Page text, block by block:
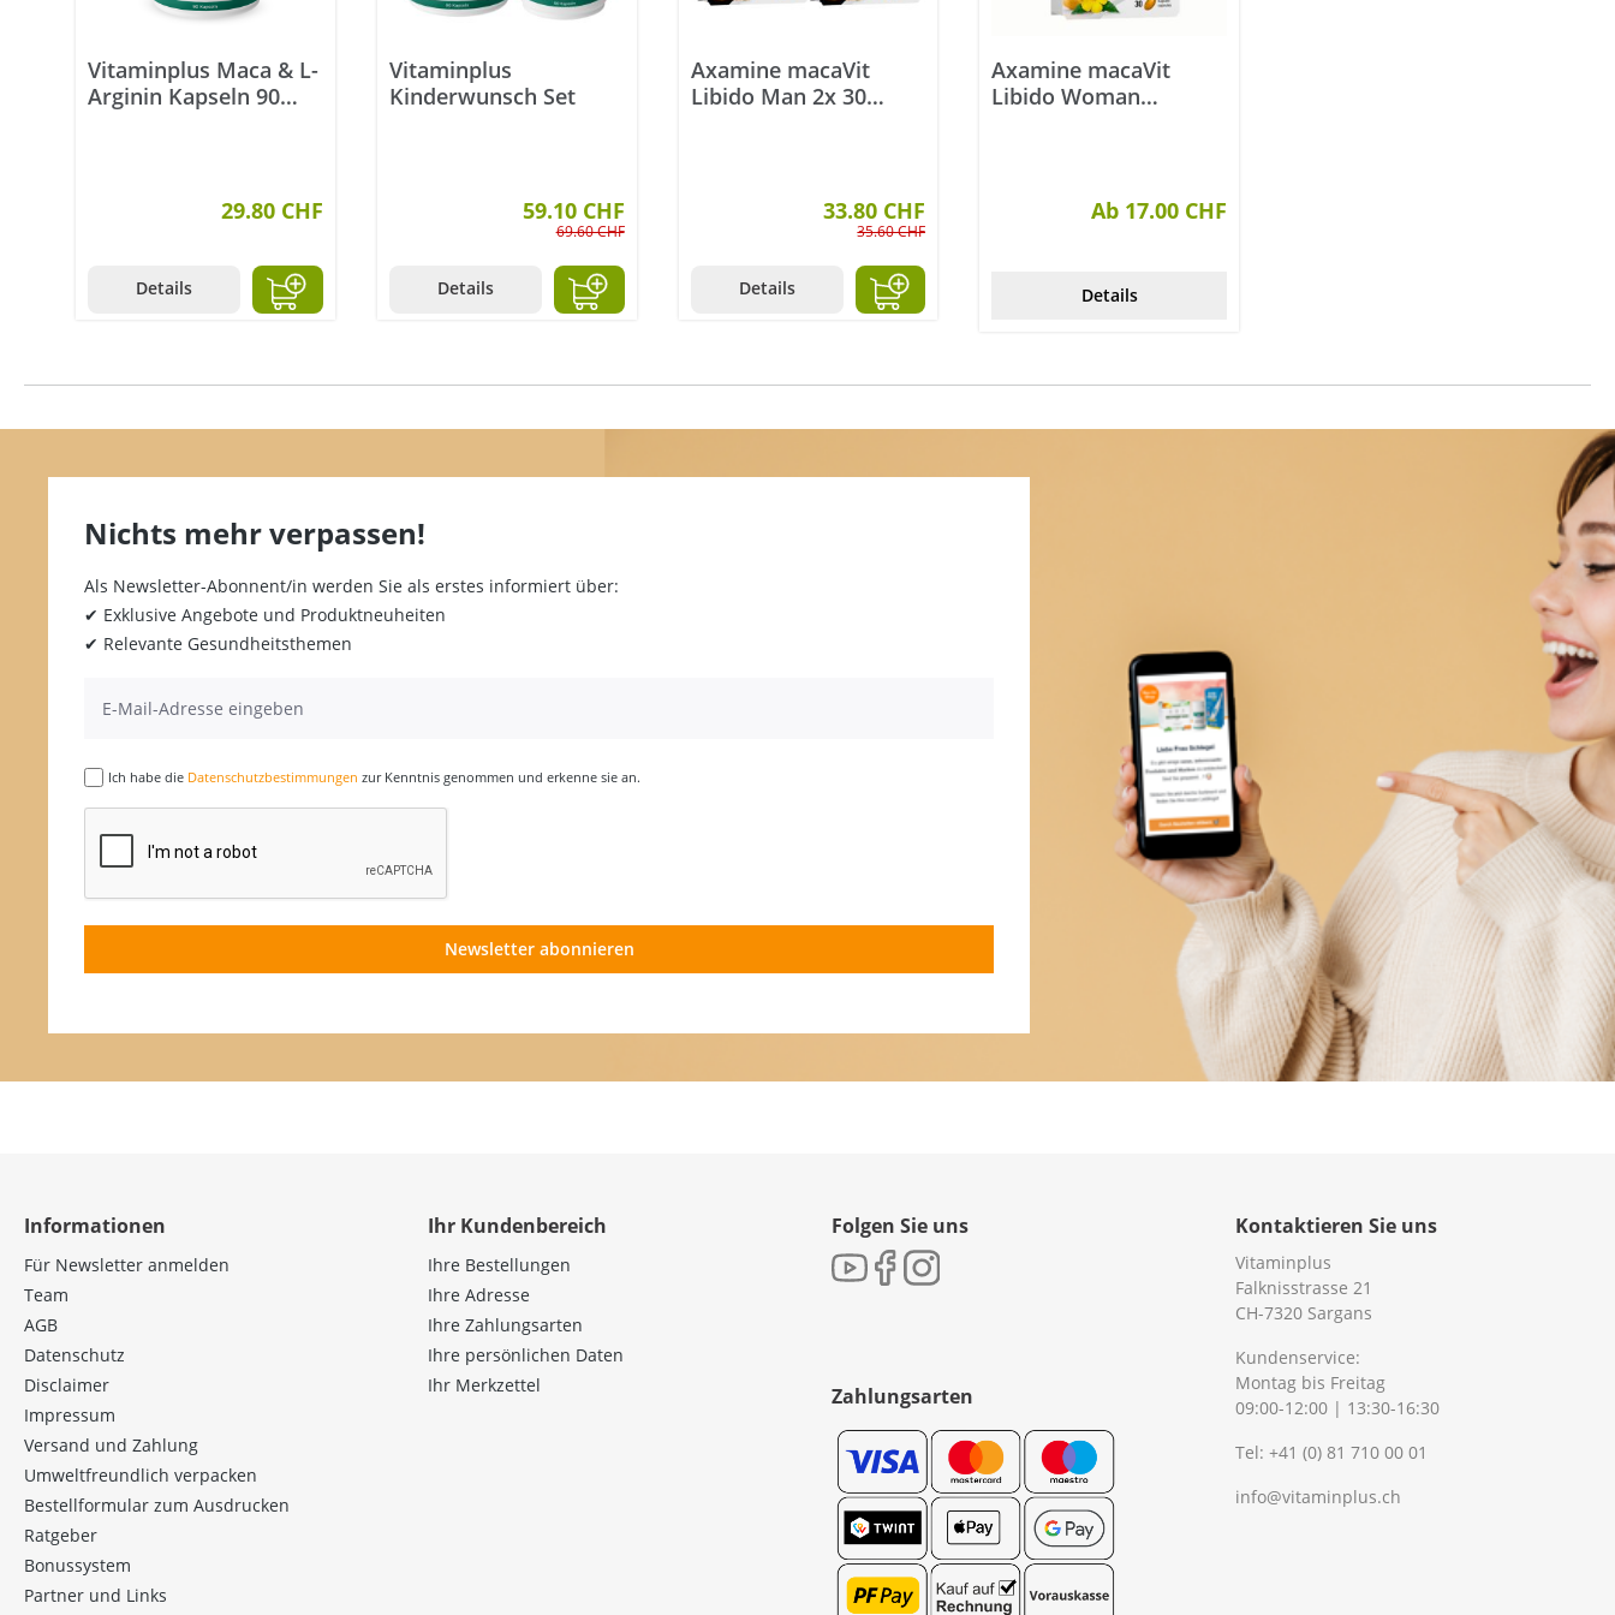
Vitaminplus Maca & L-
Arginin Kapseln 90
29.80 CHF
Details
Vitaminplus
Kinderwunsch Set
59.10 CHF
69.60 CHF
Details
Axamine macaVit
Libido Man 2x 30
33.80 CHF
35.60 CHF
Details
Axamine macaVit
Libido Woman
Ab 17.00 CHF
Details
Nichts mehr verpassen!
Als Newsletter-Abonnent/in werden Sie als erstes informiert über:
✔ Exklusive Angebote und Produktneuheiten
✔ Relevante Gesundheitsthemen
Ich habe die Datenschutzbestimmungen zur Kenntnis genommen und erkenne sie an.
Newsletter abonnieren
Informationen
Für Newsletter anmelden
Team
AGB
Datenschutz
Disclaimer
Impressum
Versand und Zahlung
Umweltfreundlich verpacken
Bestellformular zum Ausdrucken
Ratgeber
Bonussystem
Partner und Links
Ihr Kundenbereich
Ihre Bestellungen
Ihre Adresse
Ihre Zahlungsarten
Ihre persönlichen Daten
Ihr Merkzettel
Folgen Sie uns
Zahlungsarten
Kontaktieren Sie uns
Vitaminplus
Falknisstrasse 21
CH-7320 Sargans
Kundenservice:
Montag bis Freitag
09:00-12:00 | 13:30-16:30
Tel: +41 (0) 81 710 00 01
info@vitaminplus.ch